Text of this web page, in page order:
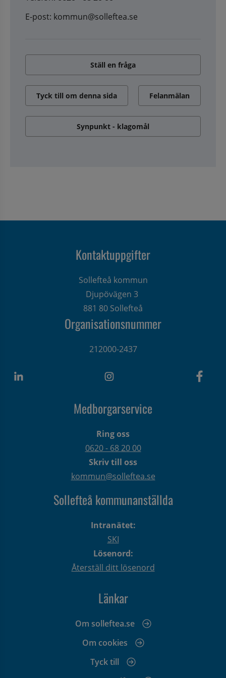
E-post: kommun@solleftea.se
Ställ en fråga
Tyck till om denna sida Felanmälan
Synpunkt - klagomål
Kontaktuppgifter
Sollefteå kommun
Djupövägen 3
881 80 Sollefteå
Organisationsnummer
212000-2437
Medborgarservice
Ring oss
0620 - 68 20 00
Skriv till oss
kommun@solleftea.se
Sollefteå kommunanställda
Intranätet:
SKI
Lösenord:
Återställ ditt lösenord
Länkar
Om solleftea.se
Om cookies
Tyck till